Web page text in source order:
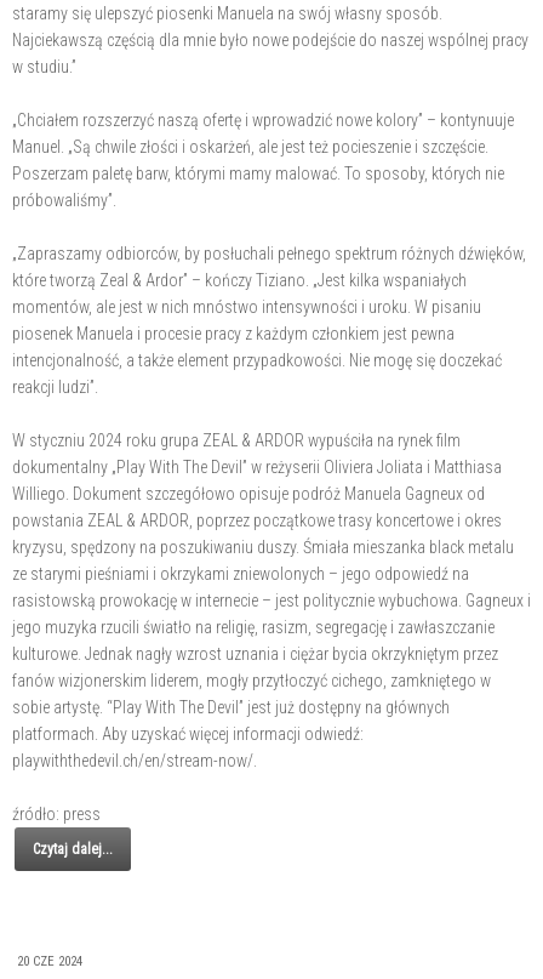
staramy się ulepszyć piosenki Manuela na swój własny sposób.
Najciekawszą częścią dla mnie było nowe podejście do naszej wspólnej pracy
w studiu.”
„Chciałem rozszerzyć naszą ofertę i wprowadzić nowe kolory” – kontynuuje
Manuel. „Są chwile złości i oskarżeń, ale jest też pocieszenie i szczęście.
Poszerzam paletę barw, którymi mamy malować. To sposoby, których nie
próbowaliśmy”.
„Zapraszamy odbiorców, by posłuchali pełnego spektrum różnych dźwięków,
które tworzą Zeal & Ardor” – kończy Tiziano. „Jest kilka wspaniałych
momentów, ale jest w nich mnóstwo intensywności i uroku. W pisaniu
piosenek Manuela i procesie pracy z każdym członkiem jest pewna
intencjonalność, a także element przypadkowości. Nie mogę się doczekać
reakcji ludzi”.
W styczniu 2024 roku grupa ZEAL & ARDOR wypuściła na rynek film
dokumentalny „Play With The Devil” w reżyserii Oliviera Joliata i Matthiasa
Williego. Dokument szczegółowo opisuje podróż Manuela Gagneux od
powstania ZEAL & ARDOR, poprzez początkowe trasy koncertowe i okres
kryzysu, spędzony na poszukiwaniu duszy. Śmiała mieszanka black metalu
ze starymi pieśniami i okrzykami zniewolonych – jego odpowiedź na
rasistowską prowokację w internecie – jest politycznie wybuchowa. Gagneux i
jego muzyka rzucili światło na religię, rasizm, segregację i zawłaszczanie
kulturowe. Jednak nagły wzrost uznania i ciężar bycia okrzykniętym przez
fanów wizjonerskim liderem, mogły przytłoczyć cichego, zamkniętego w
sobie artystę. “Play With The Devil” jest już dostępny na głównych
platformach. Aby uzyskać więcej informacji odwiedź:
playwiththedevil.ch/en/stream-now/.
źródło: press
Czytaj dalej...
20 CZE 2024